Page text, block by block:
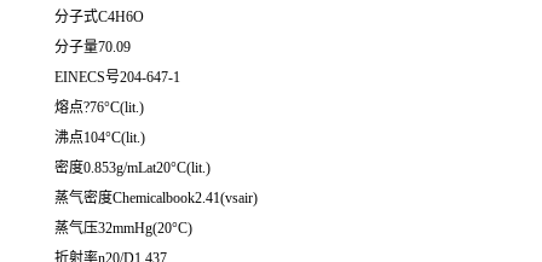
分子式C4H6O
分子量70.09
EINECS号204-647-1
熔点?76°C(lit.)
沸点104°C(lit.)
密度0.853g/mLat20°C(lit.)
蒸气密度Chemicalbook2.41(vsair)
蒸气压32mmHg(20°C)
折射率n20/D1.437